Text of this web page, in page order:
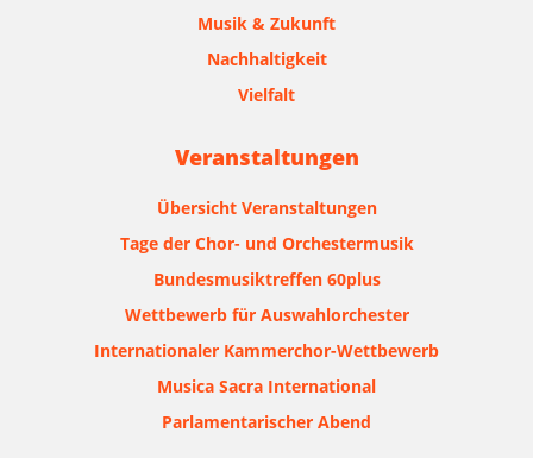
Musik & Zukunft
Nachhaltigkeit
Vielfalt
Veranstaltungen
Übersicht Veranstaltungen
Tage der Chor- und Orchestermusik
Bundesmusiktreffen 60plus
Wettbewerb für Auswahlorchester
Internationaler Kammerchor-Wettbewerb
Musica Sacra International
Parlamentarischer Abend